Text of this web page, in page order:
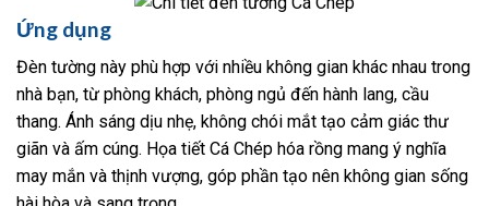
Ứng dụng
Đèn tường này phù hợp với nhiều không gian khác nhau trong
nhà bạn, từ phòng khách, phòng ngủ đến hành lang, cầu
thang. Ánh sáng dịu nhẹ, không chói mắt tạo cảm giác thư
giãn và ấm cúng. Họa tiết Cá Chép hóa rồng mang ý nghĩa
may mắn và thịnh vượng, góp phần tạo nên không gian sống